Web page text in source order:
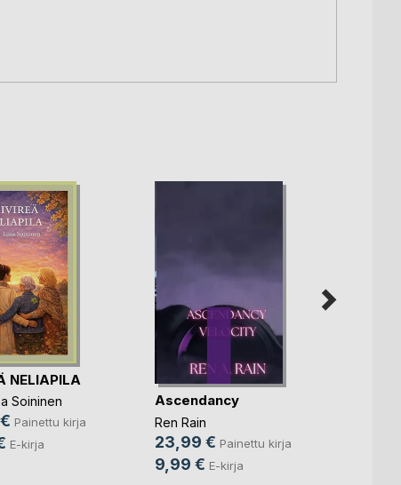
NELIAPILA
Soininen
Painettu kirja
E-kirja
Ascendancy
Ren Rain
23,99 € Painettu kirja
9,99 € E-kirja